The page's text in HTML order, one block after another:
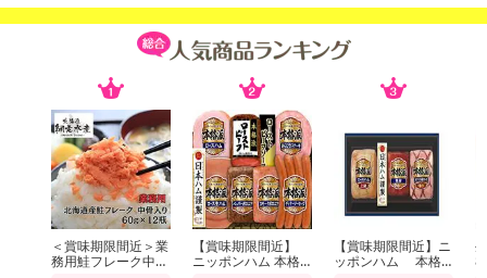
※こちらの商品は、沖縄・離島地域またはクール便でのお届けが出
来ない地域の方は、お申込みいただけませんので、ご了承ください
ませ。
※配送時に、ご不在でお受け取りいただけなかった場合、通常より
保管期間が短くなっておりますので、お早目に配送業者へ再配達を
ご連絡ください。
※保管期間切れにより返送となった場合は、配送元に返送となりま
す。お申込みは、キャンセル返金とさせていただきます。
＜賞味期限間近＞業
務用鮭フレーク中骨
【賞味期限間近】
ニッポンハム 本格
【賞味期限間近】ニ
ッポンハム 本格